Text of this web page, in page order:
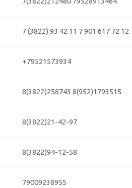
7 (3822) 93 42 11 7 901 617 72 12
+79521573934
8(3822)258743 8(952)1793515
8(3822)21-42-97
8(3822)94-12-58
79009238955